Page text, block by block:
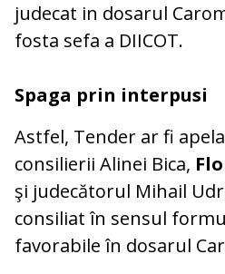
judecat in dosarul
fosta sefa a DIICOT.
Spaga prin interpusi
Astfel, Tender ar fi
consilierii Alinei Bica,
şi judecătorul Mihail
consiliat în sensul
favorabile în dosarul